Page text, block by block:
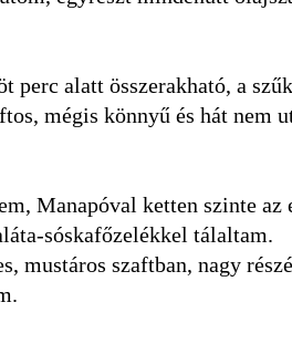
perc alatt összerakható, a
mégis könnyű és hát nem
Manapóval ketten szinte az
sóskafőzelékkel tálaltam.
mustáros szaftban, nagy